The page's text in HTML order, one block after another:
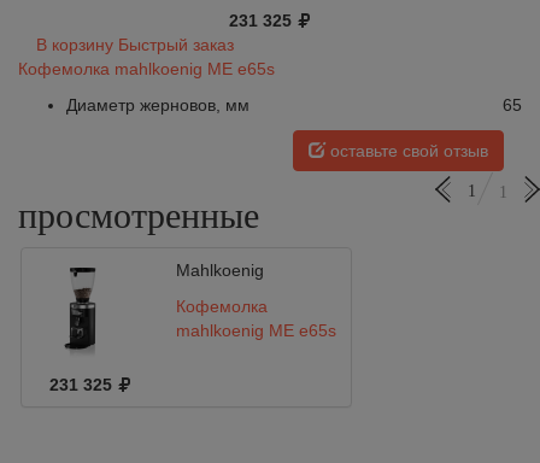
231 325
В корзину Быстрый заказ
Кофемолка mahlkoenig ME е65s
Диаметр жерновов, мм
65
оставьте свой отзыв
просмотренные
1 1
Mahlkoenig
Кофемолка
mahlkoenig ME е65s
231 325